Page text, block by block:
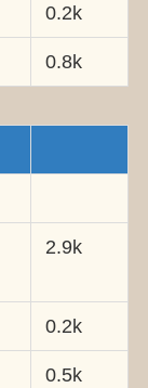
0.2k
0.8k
2.9k
0.2k
0.5k